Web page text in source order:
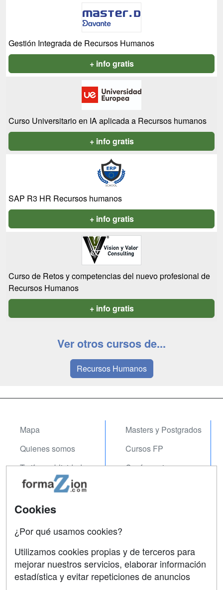
Gestión Integrada de Recursos Humanos
+ info gratis
Curso Universitario en IA aplicada a Recursos humanos
+ info gratis
SAP R3 HR Recursos humanos
+ info gratis
Curso de Retos y competencias del nuevo profesional de
Recursos Humanos
+ info gratis
Ver otros cursos de...
Recursos Humanos
Mapa
Quienes somos
Tarifas publicidad
Acceso Usuarios
Acceso Centros
Masters y Postgrados
Cursos FP
Conferencias
Contactar
Confidencialidad
Aviso legal
Cookies
¿Por qué usamos cookies?
Utilizamos cookies propias y de terceros para
mejorar nuestros servicios, elaborar información
estadística y evitar repeticiones de anuncios